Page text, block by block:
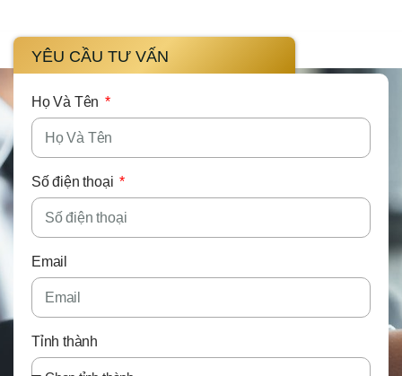
YÊU CẦU TƯ VẤN
Họ Và Tên
Số điện thoại
Email
Tỉnh thành